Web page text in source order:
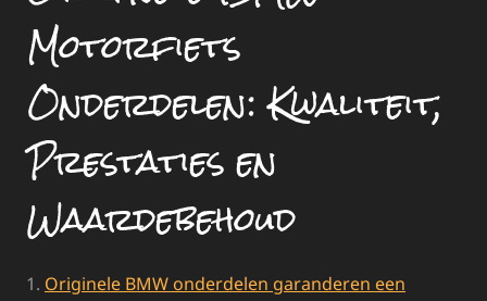
Motorfiets
Onderdelen: Kwaliteit,
Prestaties en
Waardebehoud
Originele BMW onderdelen garanderen een